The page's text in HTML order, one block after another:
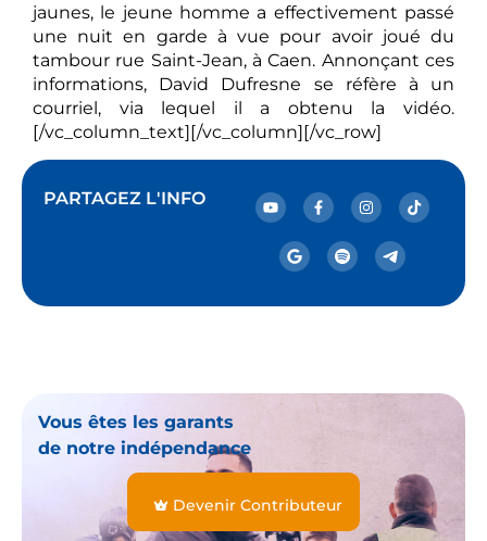
jaunes, le jeune homme a effectivement passé
une nuit en garde à vue pour avoir joué du
tambour rue Saint-Jean, à Caen. Annonçant ces
informations, David Dufresne se réfère à un
courriel, via lequel il a obtenu la vidéo.
[/vc_column_text][/vc_column][/vc_row]
PARTAGEZ L'INFO
Vous êtes les garants
de notre indépendance
Devenir Contributeur